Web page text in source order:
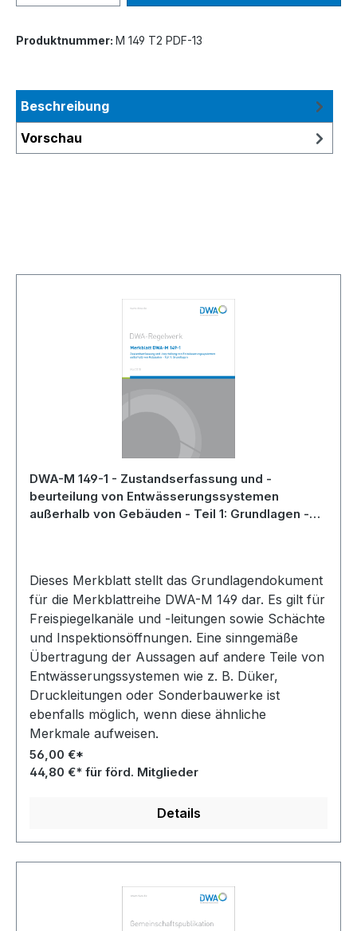
Produktnummer: M 149 T2 PDF-13
Beschreibung
Vorschau
DWA-M 149-1 - Zustandserfassung und -
beurteilung von Entwässerungssystemen
außerhalb von Gebäuden - Teil 1: Grundlagen -
Dieses Merkblatt stellt das Grundlagendokument
für die Merkblattreihe DWA-M 149 dar. Es gilt für
Freispiegelkanäle und -leitungen sowie Schächte
und Inspektionsöffnungen. Eine sinngemäße
Übertragung der Aussagen auf andere Teile von
Entwässerungssystemen wie z. B. Düker,
Druckleitungen oder Sonderbauwerke ist
ebenfalls möglich, wenn diese ähnliche
Merkmale aufweisen.
56,00 €*
44,80 €* für förd. Mitglieder
Details